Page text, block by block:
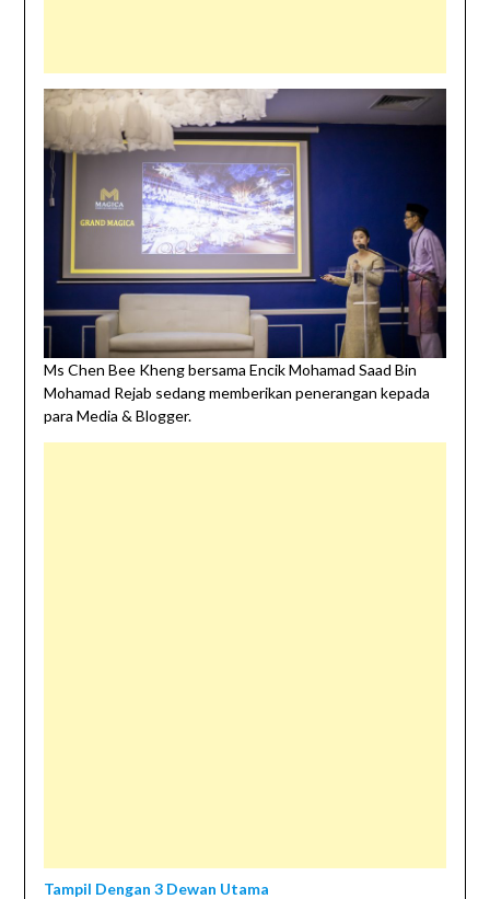
Ms Chen Bee Kheng bersama Encik Mohamad Saad Bin
Mohamad Rejab sedang memberikan penerangan kepada
para Media & Blogger.
Tampil Dengan 3 Dewan Utama